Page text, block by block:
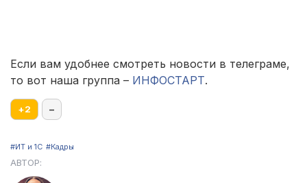
Если вам удобнее смотреть новости в телеграме,
то вот наша группа – ИНФОСТАРТ.
+2 –
#ИТ и 1С #Кадры
АВТОР: